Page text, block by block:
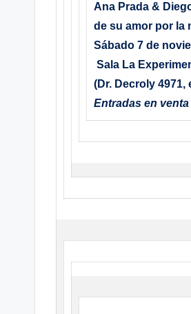
Ana Prada &
de su amor por la
Sábado 7 de
Sala La
(Dr. Decroly 4971,
Entradas en